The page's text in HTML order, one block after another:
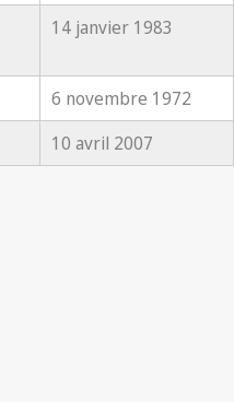
14 janvier 1983
6 novembre 1972
10 avril 2007